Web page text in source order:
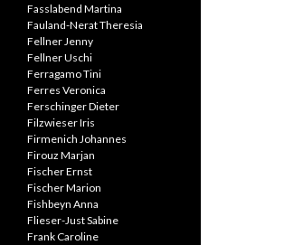
Fasslabend Martina
Fauland-Nerat Theresia
Fellner Jenny
Fellner Uschi
Ferragamo Tini
Ferres Veronica
Ferschinger Dieter
Filzwieser Iris
Firmenich Johannes
Firouz Marjan
Fischer Ernst
Fischer Marion
Fishbeyn Anna
Flieser-Just Sabine
Frank Caroline